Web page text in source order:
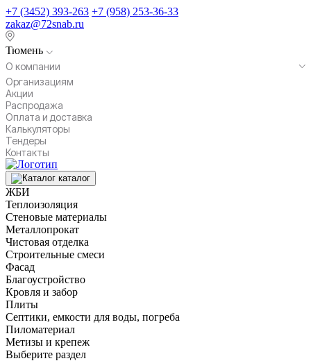
+7 (3452) 393-263 +7 (958) 253-36-33
zakaz@72snab.ru
Тюмень
О компании
Организациям
Акции
Распродажа
Оплата и доставка
Калькуляторы
Тендеры
Контакты
каталог
ЖБИ
Теплоизоляция
Стеновые материалы
Металлопрокат
Чистовая отделка
Строительные смеси
Фасад
Благоустройство
Кровля и забор
Плиты
Септики, емкости для воды, погреба
Пиломатериал
Метизы и крепеж
Выберите раздел